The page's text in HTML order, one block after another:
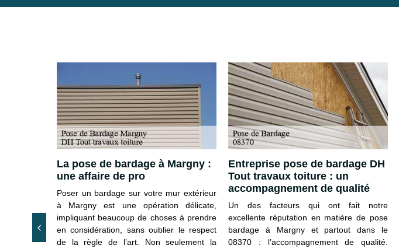
Nous
et
La pose de bardage à Margny :
une affaire de pro
Poser un bardage sur votre mur extérieur
à Margny est une opération délicate,
impliquant beaucoup de choses à prendre
en considération, sans oublier le respect
de la règle de l’art. Non seulement la
Entreprise pose de bardage DH
Tout travaux toiture : un
accompagnement de qualité
Un des facteurs qui ont fait notre
excellente réputation en matière de pose
bardage à Margny et partout dans le
08370 : l’accompagnement de qualité.